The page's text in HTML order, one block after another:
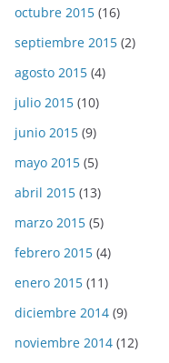
octubre 2015 (16)
septiembre 2015 (2)
agosto 2015 (4)
julio 2015 (10)
junio 2015 (9)
mayo 2015 (5)
abril 2015 (13)
marzo 2015 (5)
febrero 2015 (4)
enero 2015 (11)
diciembre 2014 (9)
noviembre 2014 (12)